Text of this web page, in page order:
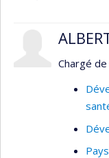
Chargé